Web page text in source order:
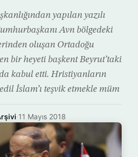
yapılan yazılı
Avn bölgedeki
oluşan Ortadoğu
bir heyeti başkent Beyrut’taki
kabul etti. Hristiyanların
İslam’ı teşvik etmekle müm
·11 Mayıs 2018